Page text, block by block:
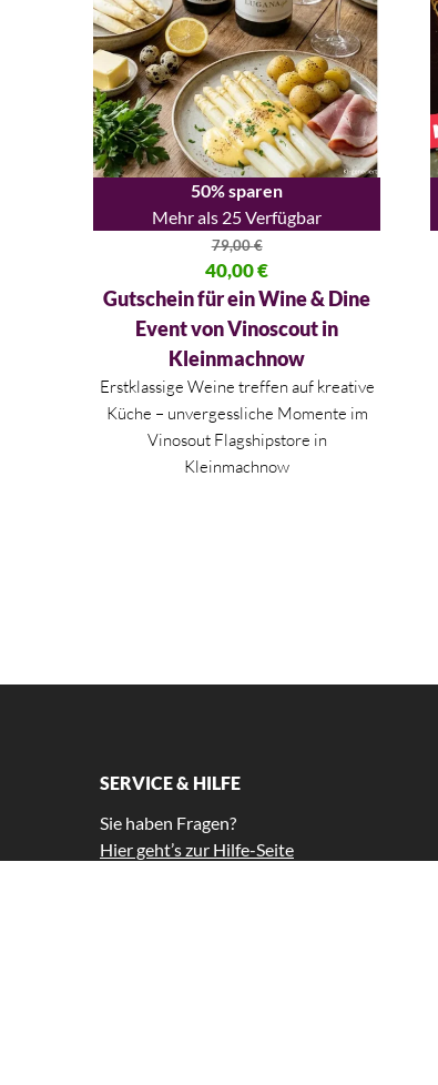
50% sparen
Mehr als 25 Verfügbar
79,00€
Ursprünglicher Preis war: 79,00 €
40,00€
Aktueller Preis ist: 40,00 €.
Gutschein für ein Wine & Dine
Event von Vinoscout in
Kleinmachnow
Erstklassige Weine treffen auf kreative
Küche – unvergessliche Momente im
Vinosout Flagshipstore in
Kleinmachnow
SERVICE & HILFE
Sie haben Fragen?
Hier geht’s zur Hilfe-Seite